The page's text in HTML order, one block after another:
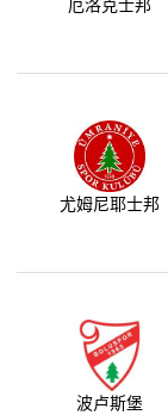
厄洛克士邦
尤姆尼耶士邦
波卢斯堡